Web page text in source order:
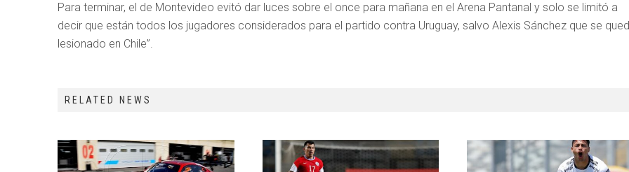
Para terminar, el de Montevideo evitó dar luces sobre el once para mañana en el Arena Pantanal y solo se limitó a
decir que están todos los jugadores considerados para el partido contra Uruguay, salvo Alexis Sánchez que se
lesionado en Chile”.
RELATED NEWS